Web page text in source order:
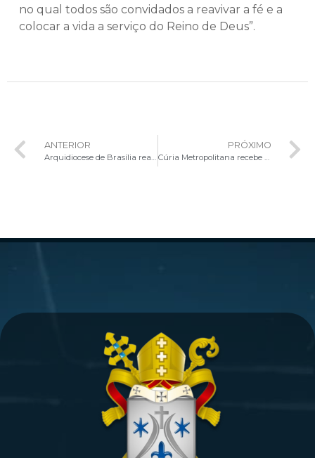
no qual todos são convidados a reavivar a fé e a
colocar a vida a serviço do Reino de Deus”.
ANTERIOR
Arquidiocese de Brasília realiza formação sobre o novo Sistema Eclesial
PRÓXIMO
Cúria Metropolitana recebe visita especial da Imagem Peregrina de Nossa Senhora de Nazaré